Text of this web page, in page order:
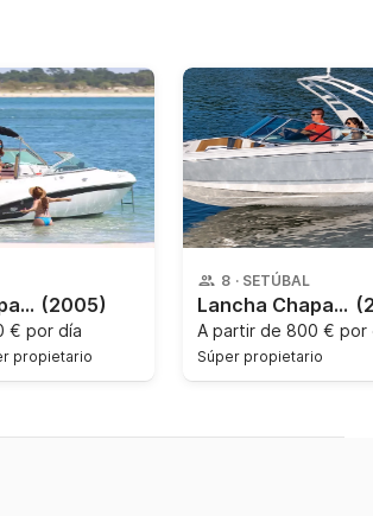
Lancha Chaparral Mercruis 265CV (2005)
€ por día
propietario
8 · SETÚBAL
Lancha Chaparral 21 SSi OB 150CV
A partir de 800 € por
Súper propietario